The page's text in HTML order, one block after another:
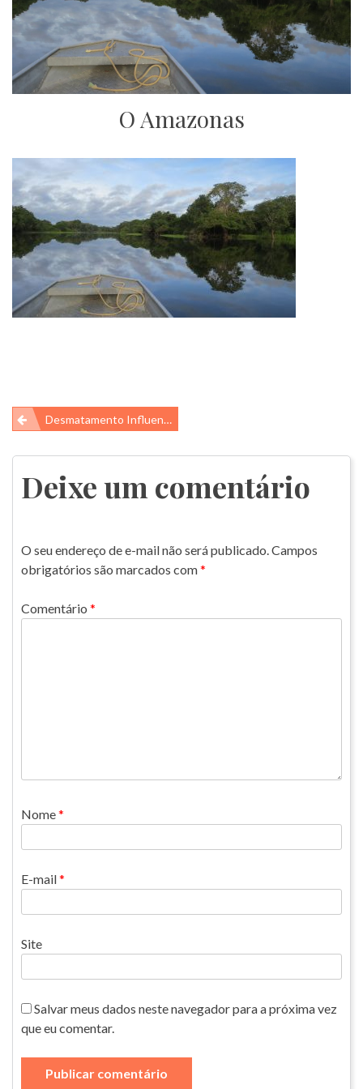
O Amazonas
Navegação
de
Post
Desmatamento Influencia Os Peixes Na Amazônia
Deixe um comentário
O seu endereço de e-mail não será publicado.Campos
obrigatórios são marcados com*
Comentário *
Nome*
E-mail*
Site
Salvar meus dados neste navegador para a próxima vez
que eu comentar.